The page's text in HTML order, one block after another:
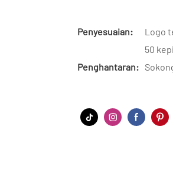
Penyesuaian:
Logo
50
Penghantaran: